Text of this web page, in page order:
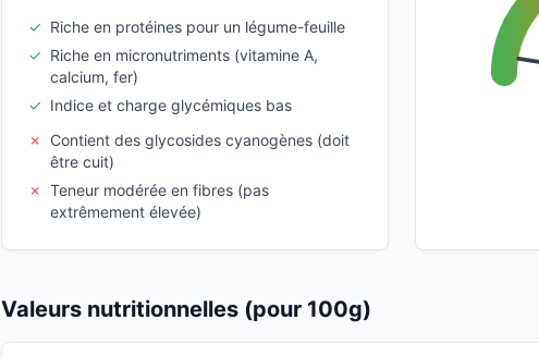
✓ Riche en protéines pour un légume-feuille
✓ Riche en micronutriments (vitamine A,
calcium, fer)
✓ Indice et charge glycémiques bas
✗
Contient des glycosides cyanogènes (doit
être cuit)
✗ Teneur modérée en fibres (pas
extrêmement élevée)
Valeurs nutritionnelles (pour 100g)